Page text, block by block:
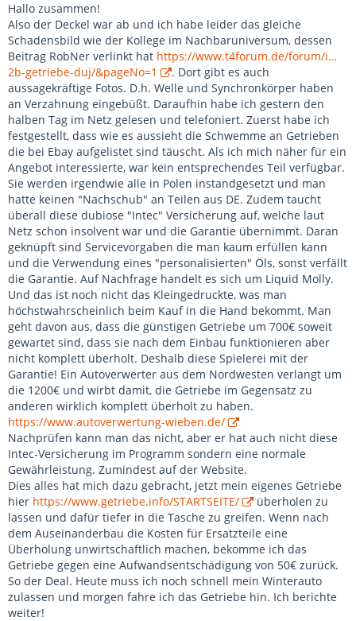
Hallo zusammen!
Also der Deckel war ab und ich habe leider das gleiche
Schadensbild wie der Kollege im Nachbaruniversum, dessen
Beitrag RobNer verlinkt hat https://www.t4forum.de/forum/i…
2b-getriebe-duj/&pageNo=1
. Dort gibt es auch
aussagekräftige Fotos. D.h. Welle und Synchronkörper haben
an Verzahnung eingebüßt. Daraufhin habe ich gestern den
halben Tag im Netz gelesen und telefoniert. Zuerst habe ich
festgestellt, dass wie es aussieht die Schwemme an Getrieben
die bei Ebay aufgelistet sind täuscht. Als ich mich näher für ein
Angebot interessierte, war kein entsprechendes Teil verfügbar.
Sie werden irgendwie alle in Polen instandgesetzt und man
hatte keinen "Nachschub" an Teilen aus DE. Zudem taucht
überall diese dubiose "Intec" Versicherung auf, welche laut
Netz schon insolvent war und die Garantie übernimmt. Daran
geknüpft sind Servicevorgaben die man kaum erfüllen kann
und die Verwendung eines "personalisierten" Öls, sonst verfällt
die Garantie. Auf Nachfrage handelt es sich um Liquid Molly.
Und das ist noch nicht das Kleingedruckte, was man
höchstwahrscheinlich beim Kauf in die Hand bekommt. Man
geht davon aus, dass die günstigen Getriebe um 700€ soweit
gewartet sind, dass sie nach dem Einbau funktionieren aber
nicht komplett überholt. Deshalb diese Spielerei mit der
Garantie! Ein Autoverwerter aus dem Nordwesten verlangt um
die 1200€ und wirbt damit, die Getriebe im Gegensatz zu
anderen wirklich komplett überholt zu haben.
https://www.autoverwertung-wieben.de/
Nachprüfen kann man das nicht, aber er hat auch nicht diese
Intec-Versicherung im Programm sondern eine normale
Gewährleistung. Zumindest auf der Website.
Dies alles hat mich dazu gebracht, jetzt mein eigenes Getriebe
hier https://www.getriebe.info/STARTSEITE/
überholen zu
lassen und dafür tiefer in die Tasche zu greifen. Wenn nach
dem Auseinanderbau die Kosten für Ersatzteile eine
Überholung unwirtschaftlich machen, bekomme ich das
Getriebe gegen eine Aufwandsentschädigung von 50€ zurück.
So der Deal. Heute muss ich noch schnell mein Winterauto
zulassen und morgen fahre ich das Getriebe hin. Ich berichte
weiter!